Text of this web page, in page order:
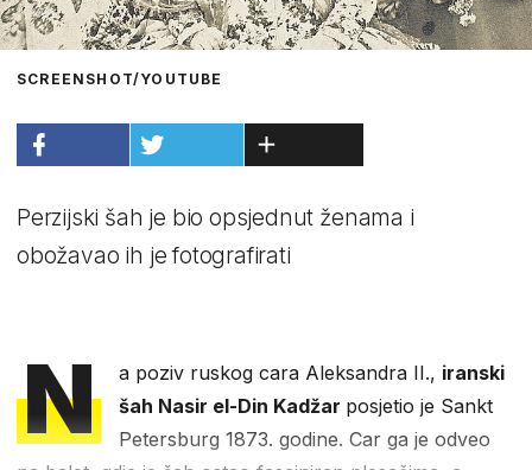
SCREENSHOT/YOUTUBE
Perzijski šah je bio opsjednut ženama i
obožavao ih je fotografirati
N a poziv ruskog cara Aleksandra II., iranski
šah Nasir el-Din Kadžar posjetio je Sankt
Petersburg 1873. godine. Car ga je odveo